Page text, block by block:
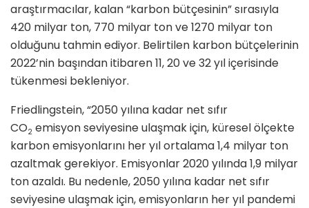
araştırmacılar, kalan “karbon bütçesinin” sırasıyla
420 milyar ton, 770 milyar ton ve 1270 milyar ton
olduğunu tahmin ediyor. Belirtilen karbon bütçelerinin
2022’nin başından itibaren 11, 20 ve 32 yıl içerisinde
tükenmesi bekleniyor.
Friedlingstein, “2050 yılına kadar net sıfır
CO2 emisyon seviyesine ulaşmak için, küresel ölçekte
karbon emisyonlarını her yıl ortalama 1,4 milyar ton
azaltmak gerekiyor. Emisyonlar 2020 yılında 1,9 milyar
ton azaldı. Bu nedenle, 2050 yılına kadar net sıfır
seviyesine ulaşmak için, emisyonların her yıl pandemi